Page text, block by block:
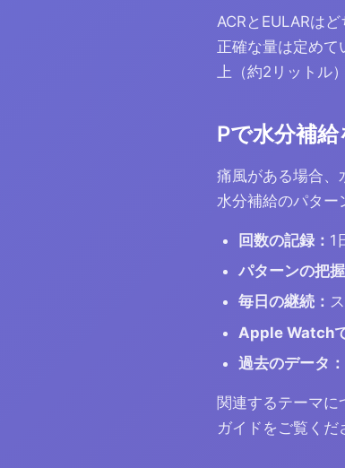
ACRとEULARは
正確な量は定めて
上（約2リットル
Pで水分補
痛風がある場合、
水分補給のパター
回数の記録： 1
パターンの把握
毎日の継続：
Apple Watch
過去のデータ：
関連するテーマに
ガイドをご覧くだ